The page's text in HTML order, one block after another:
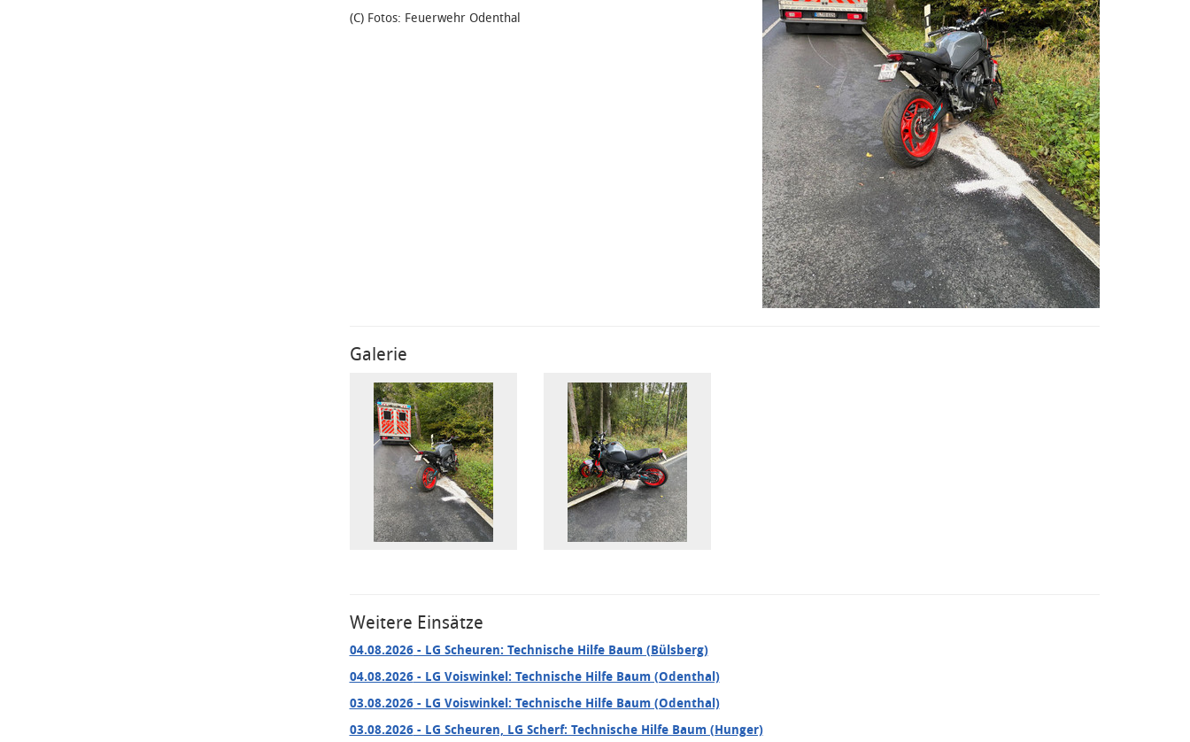
(C) Fotos: Feuerwehr Odenthal
Galerie
Weitere Einsätze
04.08.2026- LG Scheuren: Technische Hilfe Baum (Bülsberg)
04.08.2026- LG Voiswinkel: Technische Hilfe Baum (Odenthal)
03.08.2026- LG Voiswinkel: Technische Hilfe Baum (Odenthal)
03.08.2026- LG Scheuren, LG Scherf: Technische Hilfe Baum (Hunger)